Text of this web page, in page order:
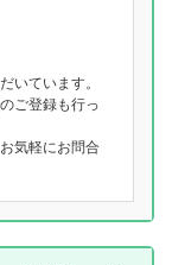
いています。
ご登録も行っ
気軽にお問合